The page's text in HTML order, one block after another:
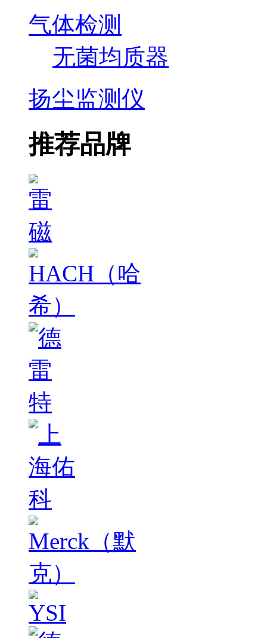
气体检测
无菌均质器
扬尘监测仪
推荐品牌